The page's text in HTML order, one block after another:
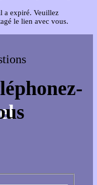
a expiré. Veuillez
le lien avec vous.